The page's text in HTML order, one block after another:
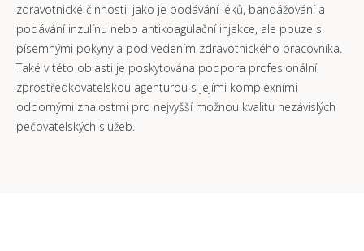
zdravotnické činnosti, jako je podávání léků, bandážování a
podávání inzulínu nebo antikoagulační injekce, ale pouze s
písemnými pokyny a pod vedením zdravotnického pracovníka.
Také v této oblasti je poskytována podpora profesionální
zprostředkovatelskou agenturou s jejími komplexními
odbornými znalostmi pro nejvyšší možnou kvalitu nezávislých
pečovatelských služeb.